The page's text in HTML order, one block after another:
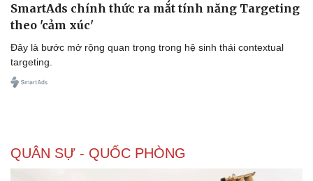
SmartAds chính thức ra mắt tính năng Targeting
theo 'cảm xúc'
Đây là bước mở rộng quan trọng trong hệ sinh thái contextual
targeting.
QUÂN SỰ - QUỐC PHÒNG